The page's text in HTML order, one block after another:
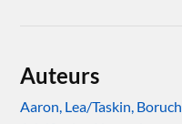
Auteurs
Aaron, Lea/Taskin, Boruch